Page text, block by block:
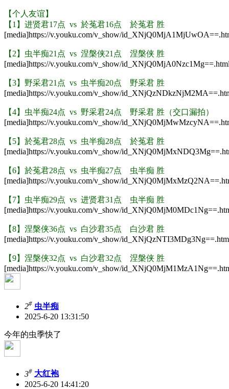
【个人友谊】
【1】进贤君17点 vs 於菟君16点 於菟君 胜
[media]https://v.youku.com/v_show/
【2】 虫半痴21点 vs 涅槃侠21点 涅槃侠 胜
[media]https://v.youku.com/v_show/
【3】 野采君21点 vs 虫半痴20点 野采君 胜
[media]https://v.youku.com/v_show/
【4】 虫半痴24点 vs 野采君24点 野采君 胜（交口漏拍）
[media]https://v.youku.com/v_show/
【5】於菟君28点 vs 虫半痴28点 於菟君 胜
[media]https://v.youku.com/v_show/
【6】 於菟君28点 vs 虫半痴27点 虫半痴 胜
[media]https://v.youku.com/v_show/
【7】 虫半痴29点 vs 进贤君31点
虫半痴 胜
[media]https://v.youku.com/v_show/
【8】 涅槃侠36点 vs 白沙君35点 白沙君 胜
[media]https://v.youku.com/v_show/
【9】 涅槃侠32点 vs 白沙君32点 涅槃侠 胜
[media]https://v.youku.com/v_show/
2# 虫半痴
2025-6-20 13:31:50
今年的虫季快了
3# 大红袍
2025-6-20 14:41:20